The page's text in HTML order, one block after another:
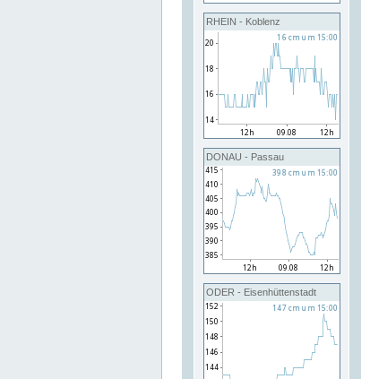
RHEIN - Koblenz
DONAU - Passau
ODER - Eisenhüttenstadt